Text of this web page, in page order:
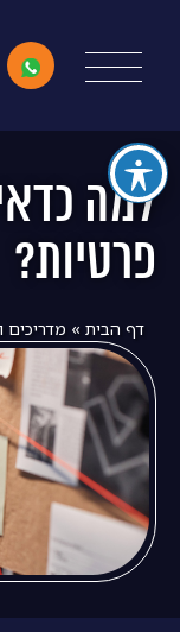
למה
פרטיות?
דף הבית » מדריכים